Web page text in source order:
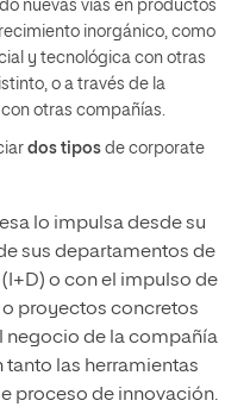
nuevas vías en productos
inorgánico, como
y tecnológica con otras
o a través de la
otras compañías.
dos tipos de corporate
lo impulsa desde su
sus departamentos de
o con el impulso de
proyectos concretos
negocio de la compañía
tanto las herramientas
proceso de innovación.